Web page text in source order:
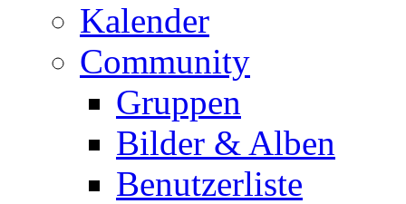
Kalender
Community
Gruppen
Bilder & Alben
Benutzerliste